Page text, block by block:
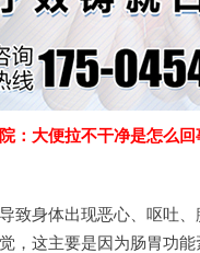
：大便拉不干净是怎么回
身体出现恶心、呕吐、
，这主要是因为肠胃功